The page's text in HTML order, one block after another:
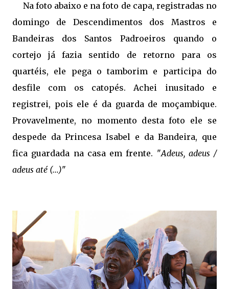
Na foto abaixo e na foto de capa, registradas no
domingo de Descendimentos dos Mastros e
Bandeiras dos Santos Padroeiros quando o
cortejo já fazia sentido de retorno para os
quartéis, ele pega o tamborim e participa do
desfile com os catopés. Achei inusitado e
registrei, pois ele é da guarda de moçambique.
Provavelmente, no momento desta foto ele se
despede da Princesa Isabel e da Bandeira, que
fica guardada na casa em frente. "Adeus, adeus /
adeus até (...)"